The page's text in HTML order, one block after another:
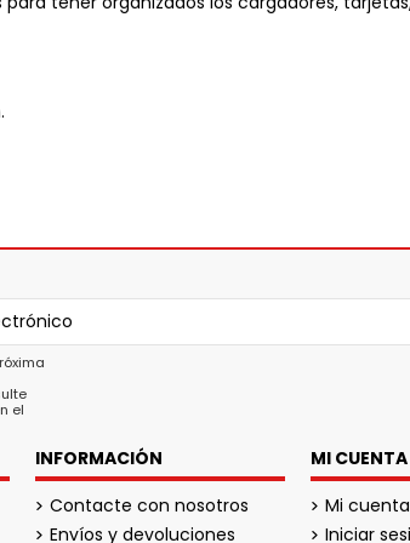
el
INFORMACIÓN
Contacte con nosotros
Envíos y devoluciones
MI CUENTA
Mi cuenta
Iniciar